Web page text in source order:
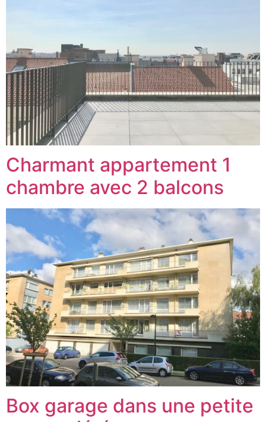
Charmant appartement 1
chambre avec 2 balcons
Box garage dans une petite